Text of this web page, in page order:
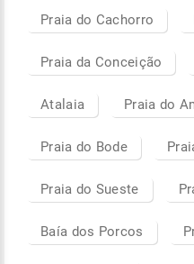
Praia do Cachorro
Praia da Conceição
Atalaia Praia do
Praia do Bode
Praia do Sueste
Baía dos Porcos